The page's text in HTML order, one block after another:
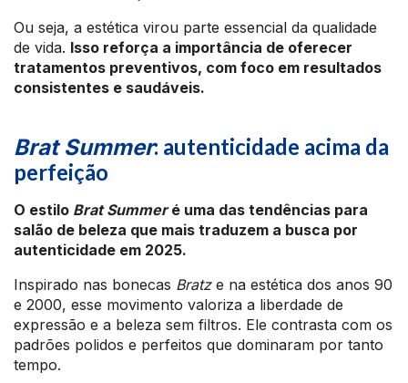
Ou seja, a estética virou parte essencial da qualidade
de vida. Isso reforça a importância de oferecer
tratamentos preventivos, com foco em resultados
consistentes e saudáveis.
Brat Summer: autenticidade acima da
perfeição
O estilo Brat Summeré uma das tendências para
salão de beleza que mais traduzem a busca por
autenticidade em 2025.
Inspirado nas bonecas Bratz e na estética dos anos 90
e 2000, esse movimento valoriza a liberdade de
expressão e a beleza sem filtros. Ele contrasta com os
padrões polidos e perfeitos que dominaram por tanto
tempo.